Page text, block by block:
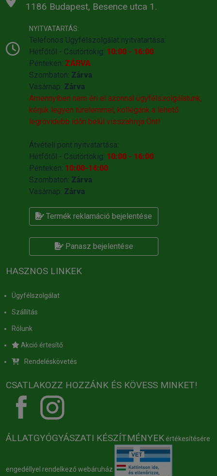
1186 Budapest, Besence utca 1.
NYITVATARTÁS:
Telefonos Ügyfélszolgálat nyitvatartása:
Hétfőtől - Csütörtökig: 10:00 - 16:00
Pénteken: ZÁRVA
Szombaton: Zárva
Vasárnap: Zárva
Amennyiben nem éri el azonnal ügyfélszolgálatunk,
kérjük legyen türelemmel, kollégánk a lehető
legrövidebb időn belül visszahivja Önt!
Átvételi pont nyitvatartása:
Hétfőtől - Csütörtökig: 10:00 - 16:00
Pénteken: 10:00-14:00
Szombaton: Zárva
Vasárnap: Zárva
Termék reklamáció bejelentése
Panasz bejelentése
HASZNOS LINKEK
Ügyfélszolgálat
Szállítás
Rólunk
Akció értesítő
Rendeléskövetés
CSATLAKOZZ HOZZÁNK ÉS KÖVESS MINKET!
ÁLLATGYÓGYÁSZATI KÉSZÍTMÉNYEK értékesítésére
engedéllyel rendelkező webáruház